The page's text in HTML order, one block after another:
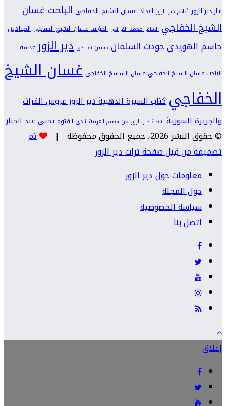
آثار دير الزور أعلام دير الزور اعداد غسان الشيخ الخفاجي الباحث غسان
الشيخ الخفاجي الشاعر محمد الفراتي المؤلف غسان الشيخ الخفاجي المياذين
جاسم الهويديجودت السلمان حسين هنيدي دير الزور عدسة
الباحث غسان الشيخ الخفاجي غسان الشسخ الخفاجي غسان الشيخ
الخفاجي كتاب السيرة الذهبية دير الزور عروس الفرات
والجزيرة السورية لهجة دير الزور من فصيح العربية نادي الفتوة يحيى عبد الجبار
© حقوق النشر 2026، جميع الحقوق محفوظة |
تم
تصميمه من قِبل صفحة تراث دير الزور
معلومات حول دير الزور
حول المجلة
سياسة الخصوصية
اتصل بنا
إغلاق